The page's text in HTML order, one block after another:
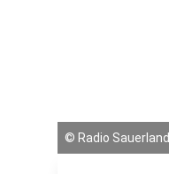
© Radio Sauerland